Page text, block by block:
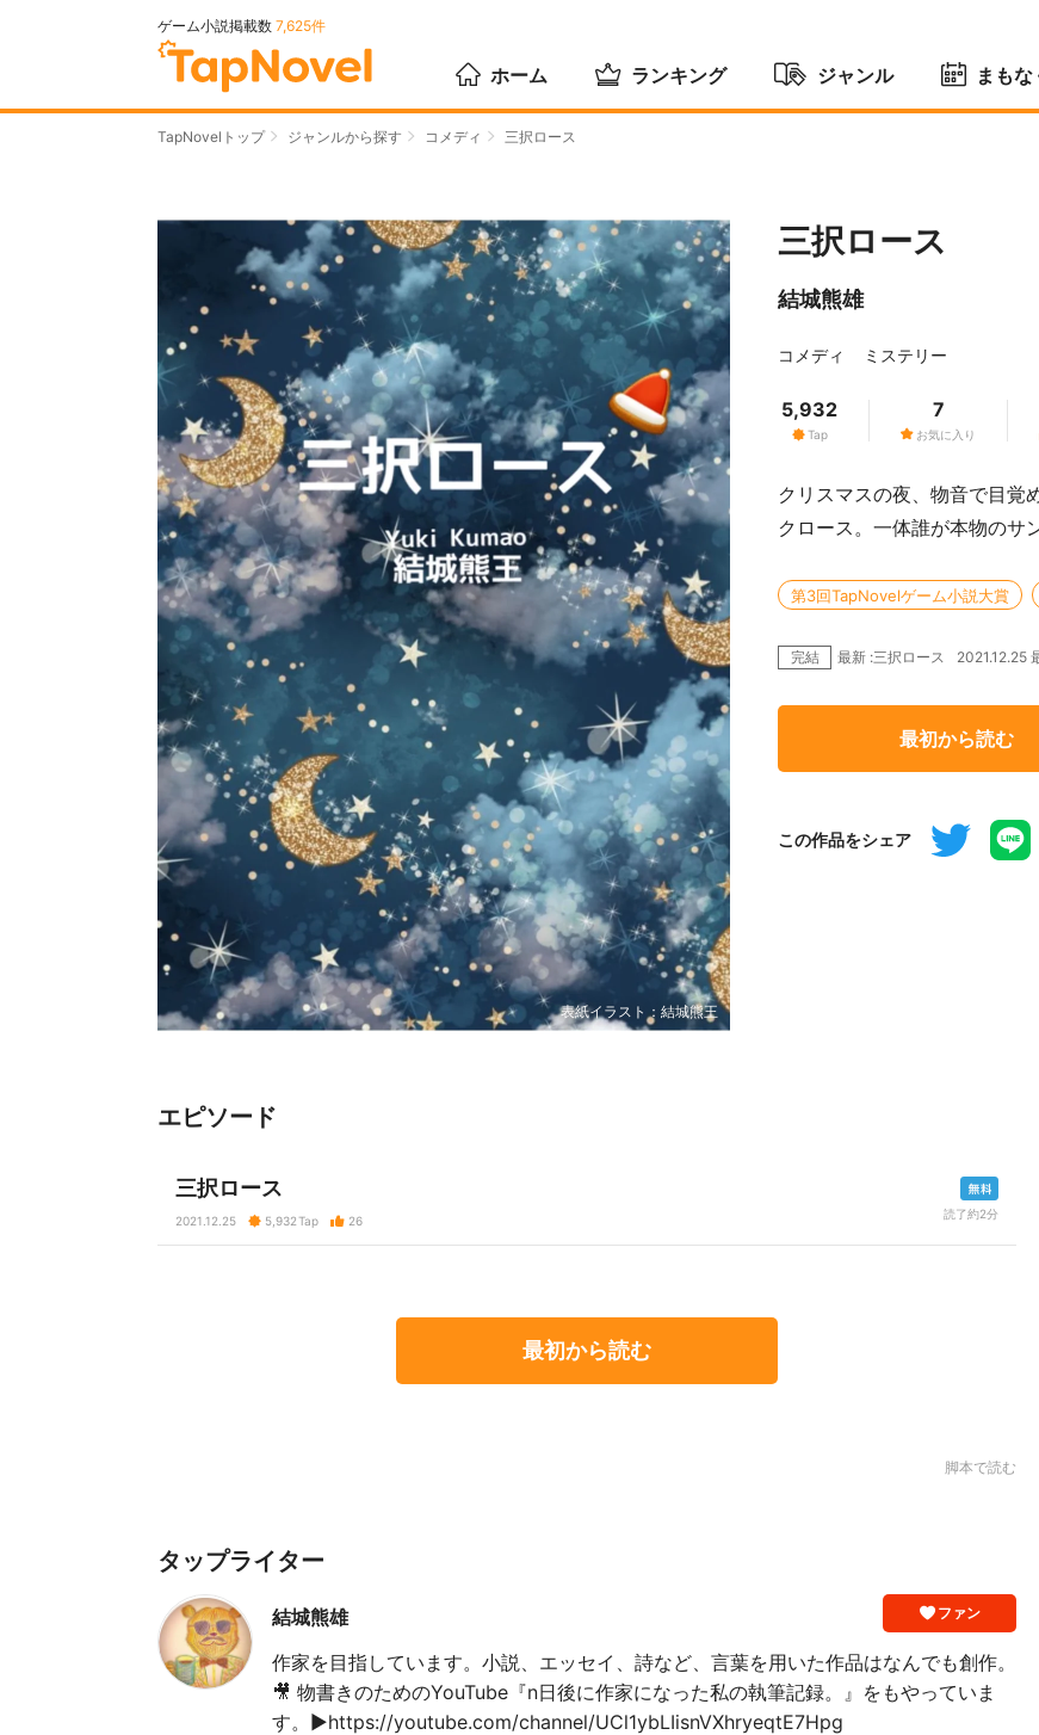
ゲーム小説掲載数 7,625件
ホーム ランキング ジャンル まも
TapNovelトップ ジャンルから探す コメディ 三択ロース
表紙イラスト：結城熊王
三択ロース
結城熊雄
コメディ ミステリー
Tap
5,932
お気に入り
7
クリスマスの夜、物音で目覚
クロース。一体誰が本物のサ
第3回TapNovelゲーム小説大賞
完結 最新 :三択ロース 2021.12.25
最初から読む
この作品をシェア
エピソード
三択ロース
2021.12.25 5,932Tap 26
読了約2分
最初から読む
脚本で読む
タップライター
ファン
結城熊雄
作家を目指しています。小説、エッセイ、詩など、言葉を用いた作品はなんでも創作。
🎥 物書きのためのYouTube『n日後に作家になった私の執筆記録。』をもやっていま
す。▶️https://youtube.com/channel/UCl1ybLIisnVXhryeqtE7Hpg